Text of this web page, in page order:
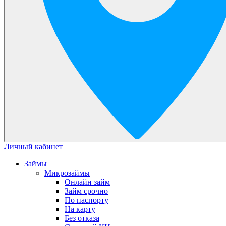
Личный кабинет
Займы
Микрозаймы
Онлайн займ
Займ срочно
По паспорту
На карту
Без отказа